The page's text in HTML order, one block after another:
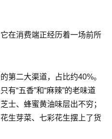
在消费端正经历着一场前所
第二大渠道，占比约40%。
有“五香”和“麻辣”的老味道
士、蜂蜜黄油味层出不穷；
生芽菜、七彩花生摆上了货